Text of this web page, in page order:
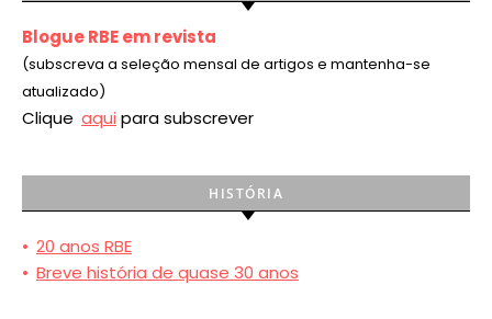
Blogue RBE em revista
(subscreva a seleção mensal de artigos e mantenha-se
atualizado)
Clique aqui para subscrever
HISTÓRIA
• 20 anos RBE
• Breve história de quase 30 anos